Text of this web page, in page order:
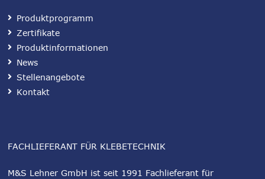
FACHLIEFERANT FÜR KLEBETECHNIK
M&S Lehner GmbH ist seit 1991 Fachlieferant für
Produktprogramm
Zertifikate
Produktinformationen
News
Stellenangebote
Kontakt